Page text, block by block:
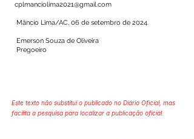
cplmanciolima2021@gmail.com
Mâncio Lima/AC, 06 de setembro de 2024.
Emerson Souza de Oliveira
Pregoeiro
Este texto não substitui o publicado no Diário Oficial, mas
facilita a pesquisa para localizar a publicação oficial.